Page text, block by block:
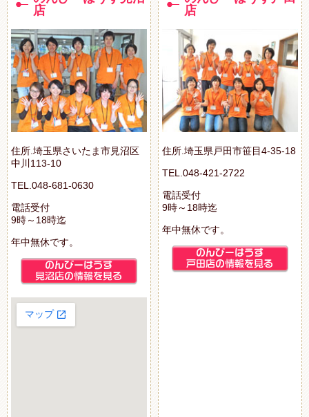
店
住所.埼玉県さいたま市見沼区
中川113-10
TEL.048-681-0630
電話受付
9時～18時迄
年中無休です。
店
住所.埼玉県戸田市笹目4-35-18
TEL.048-421-2722
電話受付
9時～18時迄
年中無休です。